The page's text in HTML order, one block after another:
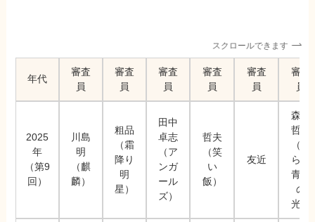
スクロールできます
年代
審査
員
審査
員
審査
員
審査
員
審査
員
審査
員
2025
年
（第9
回）
川島
明
（麒
麟）
粗品
（霜
降り
明
星）
田中
卓志
（ア
ンガ
ール
ズ）
哲夫
（笑
い
飯）
友近
森田
哲矢
（さ
らば
青春
の
光）